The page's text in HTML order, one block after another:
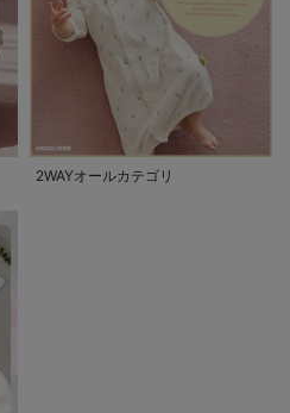
2WAYオールカテゴリ